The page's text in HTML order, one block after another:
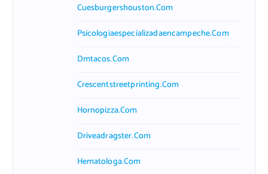
Cuesburgershouston.com
Psicologiaespecializadaencampeche.com
Dmtacos.com
Crescentstreetprinting.com
Hornopizza.com
Driveadragster.com
Hematologa.com